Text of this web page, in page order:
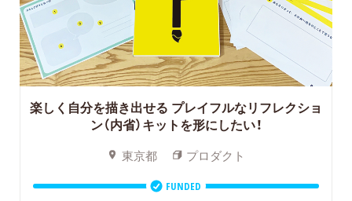
楽しく自分を描き出せる プレイフルなリフレクショ
ン（内省）キットを形にしたい！
東京都 プロダクト
FUNDED